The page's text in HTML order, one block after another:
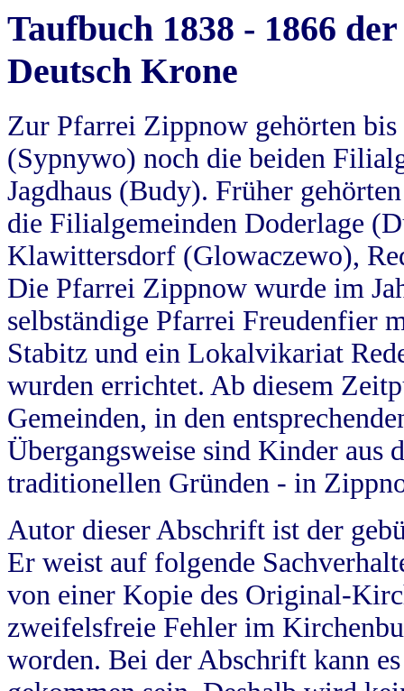
Taufbuch 1838 - 1866
Deutsch Krone
Zur Pfarrei Zippnow gehörten
(Sypnywo) noch die beiden
Jagdhaus (Budy). Früher
die Filialgemeinden Doderlage
Klawittersdorf (Glowaczewo),
Die Pfarrei Zippnow wurde im
selbständige Pfarrei Freudenfier
Stabitz und ein Lokalvikariat
wurden errichtet. Ab diesem
Gemeinden, in den
Übergangsweise sind Kinder aus
traditionellen Gründen - in
Autor dieser Abschrift ist der
Er weist auf folgende
von einer Kopie des Original-
zweifelsfreie Fehler im
worden. Bei der Abschrift kann